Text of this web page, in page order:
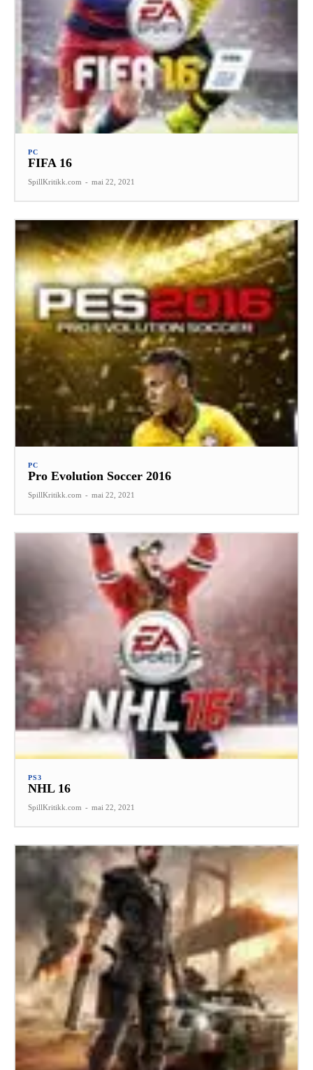
PC
FIFA 16
SpillKritikk.com - mai 22, 2021
PC
Pro Evolution Soccer 2016
SpillKritikk.com - mai 22, 2021
PS3
NHL 16
SpillKritikk.com - mai 22, 2021